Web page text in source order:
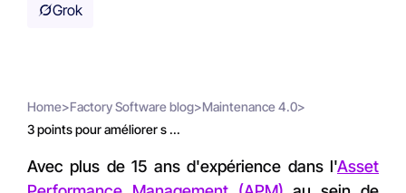
Grok
Home>Factory Software blog>Maintenance 4.0>
3 points pour améliorer s ...
Avec plus de 15 ans d'expérience dans l'Asset